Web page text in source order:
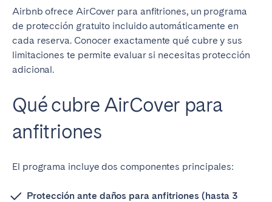
Airbnb ofrece AirCover para anfitriones, un programa
de protección gratuito incluido automáticamente en
cada reserva. Conocer exactamente qué cubre y sus
limitaciones te permite evaluar si necesitas protección
adicional.
Qué cubre AirCover para
anfitriones
El programa incluye dos componentes principales:
Protección ante daños para anfitriones (hasta 3